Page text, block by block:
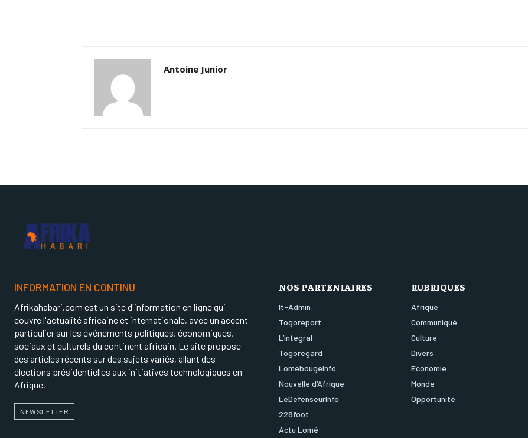
Antoine Junior
INFORMATION EN CONTINU
Afrikahabari.com est un site d'information en ligne qui
couvre l'actualité africaine et internationale, avec un accent
particulier sur les événements politiques, économiques,
sociaux et culturels du continent africain. Le site propose
des articles récents sur des sujets variés, allant des
élections présidentielles aux initiatives technologiques en
Afrique.
NEWSLETTER
NOS PARTENIAIRES
It-Admin
Togoreport
L’integral
Togoregard
Lomebougeinfo
Nouvelle d’Afrique
LeDefenseurInfo
228foot
Actu Lomé
RUBRIQUES
Afrique
Communiqué
Culture
Divers
Economie
Monde
Opportunité